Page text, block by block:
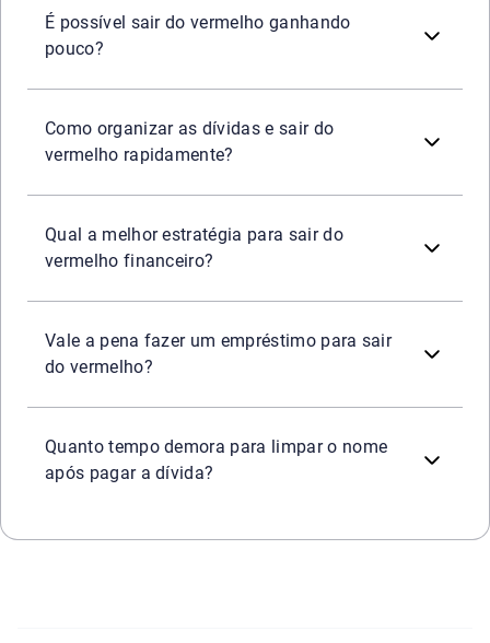
É possível sair do vermelho ganhando
pouco?
Como organizar as dívidas e sair do
vermelho rapidamente?
Qual a melhor estratégia para sair do
vermelho financeiro?
Vale a pena fazer um empréstimo para sair
do vermelho?
Quanto tempo demora para limpar o nome
após pagar a dívida?